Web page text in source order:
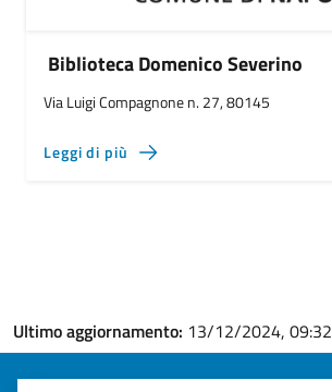
Biblioteca Domenico Severino
Via Luigi Compagnone n. 27, 80145
Leggi di più
Ultimo aggiornamento: 13/12/2024, 09:32